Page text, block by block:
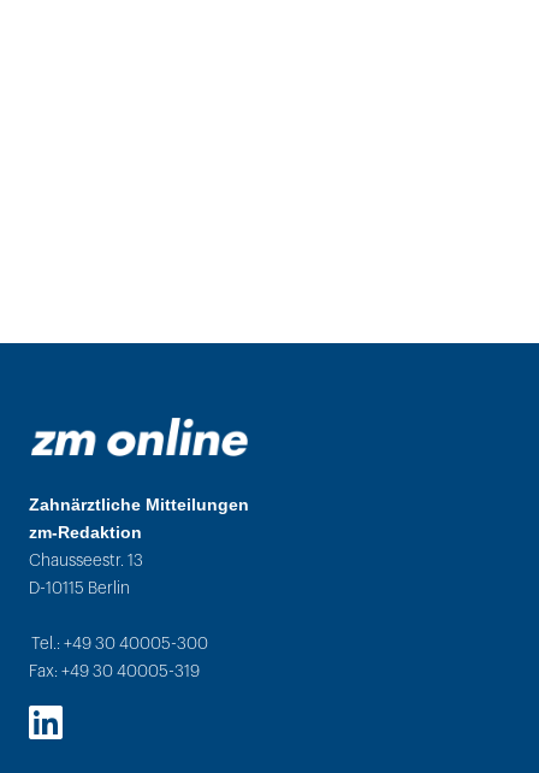
Zahnärztliche Mitteilungen
zm-Redaktion
Chausseestr. 13
D-10115 Berlin
Tel.: +49 30 40005-300
Fax: +49 30 40005-319
LinkedIn